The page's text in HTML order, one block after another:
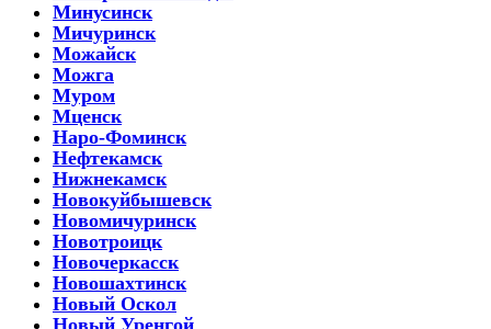
Минусинск
Мичуринск
Можайск
Можга
Муром
Мценск
Наро-Фоминск
Нефтекамск
Нижнекамск
Новокуйбышевск
Новомичуринск
Новотроицк
Новочеркасск
Новошахтинск
Новый Оскол
Новый Уренгой